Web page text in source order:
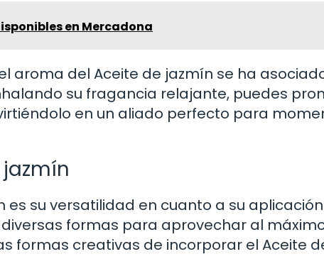
en Mercadona
aroma del Aceite de jazmín se ha
su fragancia relajante, puedes
en un aliado perfecto para
es su versatilidad en cuanto a su
formas para aprovechar al
formas creativas de incorporar el Aceite